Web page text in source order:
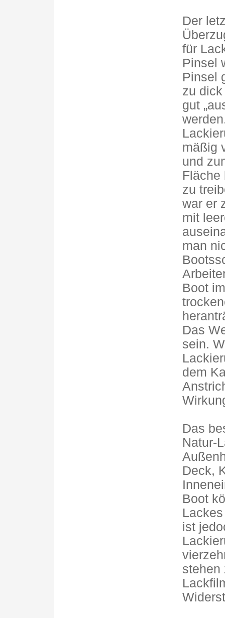
Der
für
Pinsel
Pinsel
zu
gut
mäßig
und
Fläche
zu
war er
mit
man
Boot
Das
sein.
dem
Das
Natur-
Deck,
Boot
ist
stehen